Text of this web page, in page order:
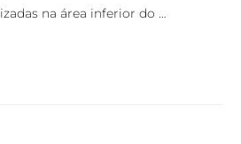
na área inferior do …